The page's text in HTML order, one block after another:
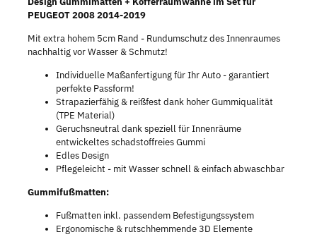
PEUGEOT 2008 2014-2019
Mit extra hohem 5cm Rand - Rundumschutz des Innenraumes
nachhaltig vor Wasser & Schmutz!
Individuelle Maßanfertigung für Ihr Auto - garantiert
perfekte Passform!
Strapazierfähig & reißfest dank hoher Gummiqualität
(TPE Material)
Geruchsneutral dank speziell für Innenräume
entwickeltes schadstoffreies Gummi
Edles Design
Pflegeleicht - mit Wasser schnell & einfach abwaschbar
Gummifußmatten:
Fußmatten inkl. passendem Befestigungssystem
Ergonomische & rutschhemmende 3D Elemente